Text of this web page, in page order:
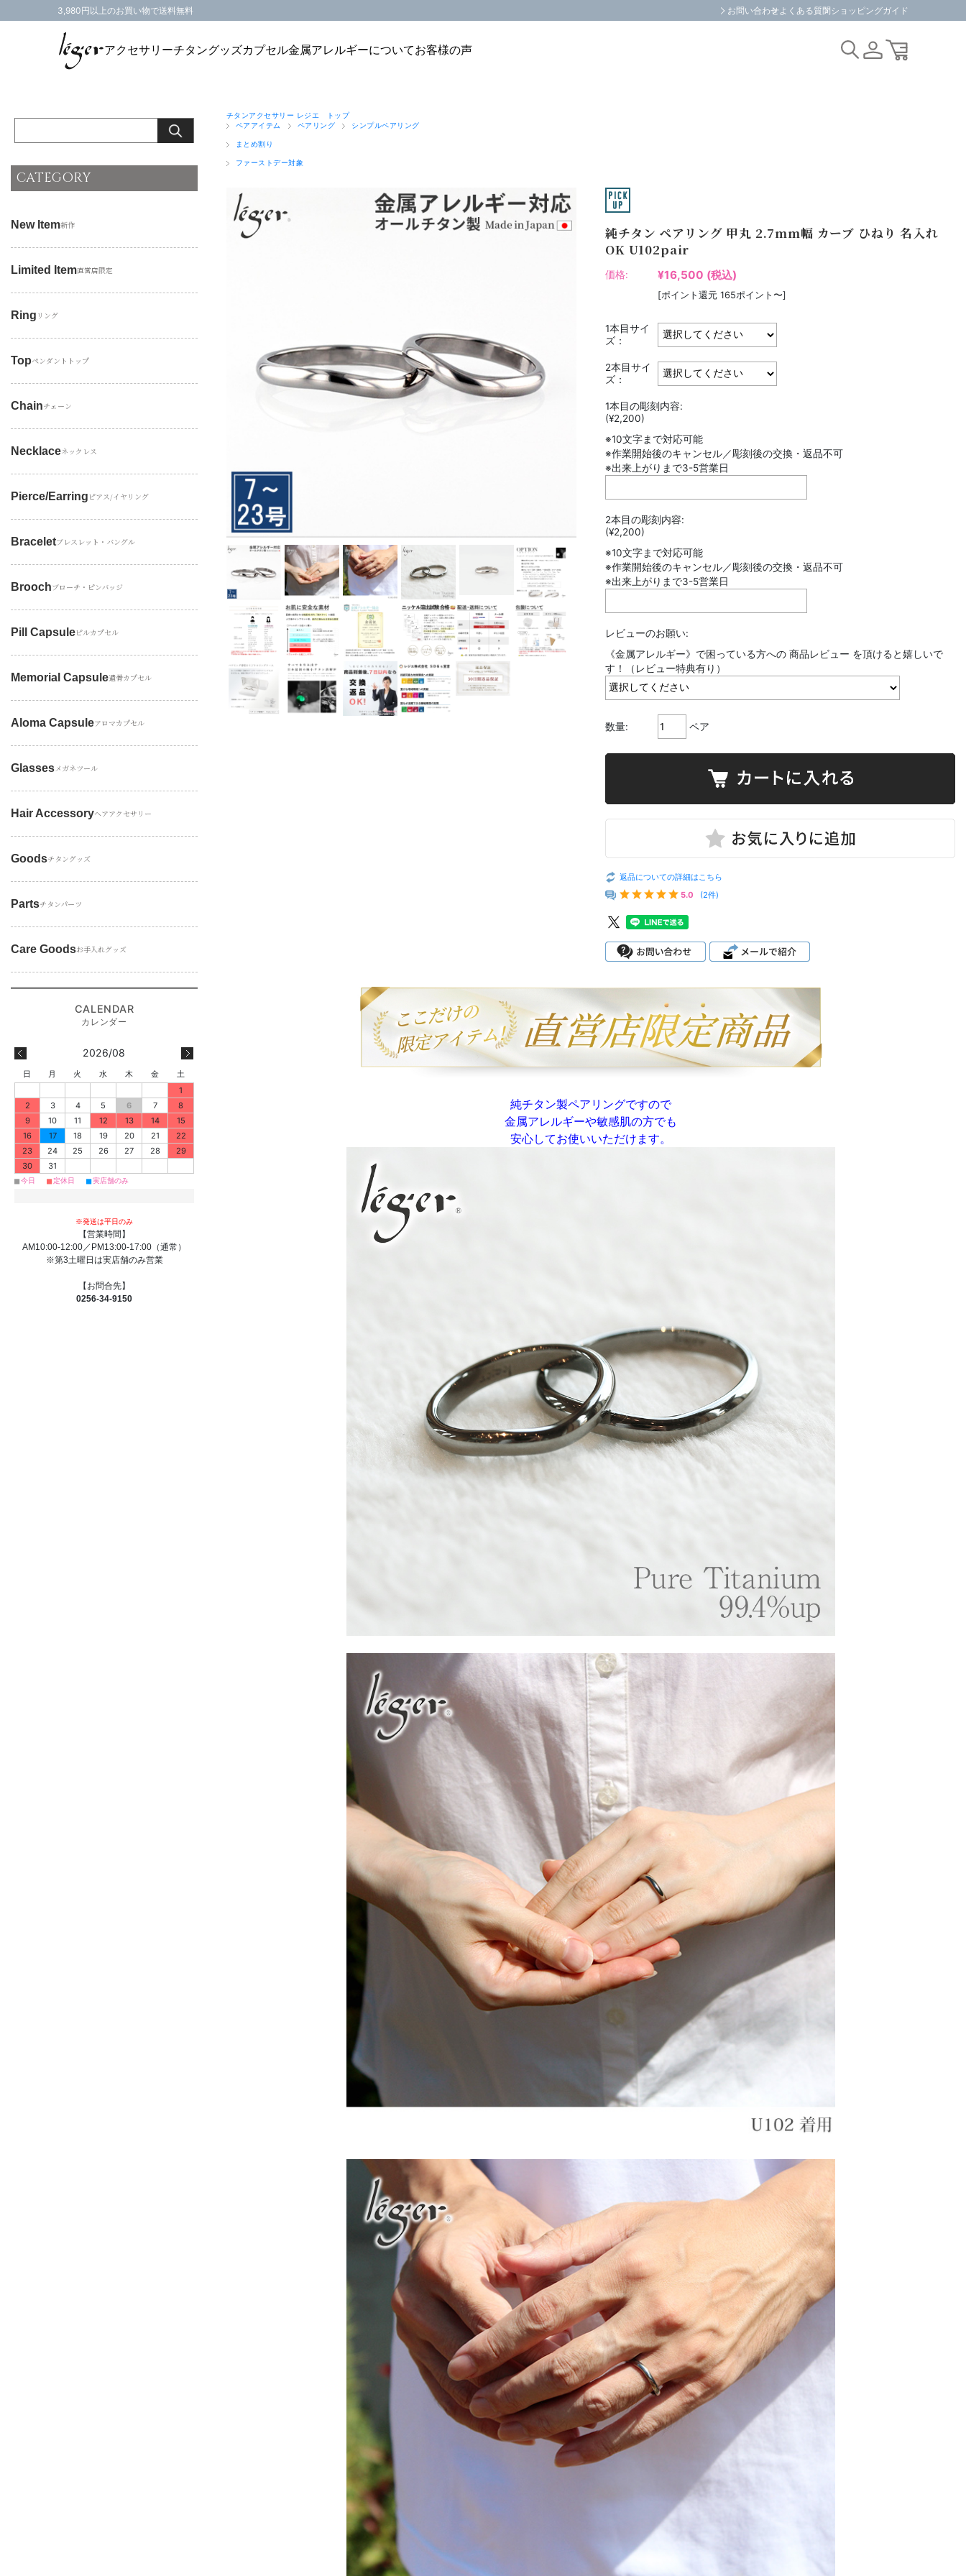
3,980円以上のお買い物で送料無料 お問い合わせ よくある質問ショッピングガイド
アクセサリーチタングッズカプセル金属アレルギーについてお客様の声
チタンアクセサリー レジエ トップ
ペアアイテム
ペアリング シンプルペアリング
まとめ割り
ファーストデー対象
純チタン ペアリング 甲丸 2.7mm幅 カーブ ひねり 名入れ
OK U102pair
価格: ¥16,500 (税込)
[ポイント還元 165ポイント〜]
1本目サイ
ズ：
2本目サイ
ズ：
1本目の彫刻内容:
(¥2,200)
※10文字まで対応可能
※作業開始後のキャンセル／彫刻後の交換・返品不可
※出来上がりまで3-5営業日
2本目の彫刻内容:
(¥2,200)
※10文字まで対応可能
※作業開始後のキャンセル／彫刻後の交換・返品不可
※出来上がりまで3-5営業日
レビューのお願い:
《金属アレルギー》で困っている方への 商品レビュー を頂けると嬉しいで
す！（レビュー特典有り）
数量: ペア
返品についての詳細はこちら
5.0
(2件)
純チタン製ペアリングですので
金属アレルギーや敏感肌の方でも
安心してお使いいただけます。
CATEGORY
New Item新作
Limited Item直営店限定
Ring リング
Topペンダントトップ
Chainチェーン
Necklaceネックレス
Pierce/earring ピアス/イヤリング
Braceletブレスレット・バングル
Broochブローチ・ピンバッジ
Pill Capsuleピルカプセル
Memorial Capsule遺骨カプセル
Aloma Capsuleアロマカプセル
Glassesメガネツール
Hair Accessoryヘアアクセサリー
Goodsチタングッズ
Partsチタンパーツ
Care Goodsお手入れグッズ
2026/08
日 月 火 水 木 金
土
1
2
3 4 5 6 7
8
9
10 11 12 13 14
15
16
17 18 19 20 21
22
23
24 25 26 27 28
29
30
31
■今日 ■定休日 ■実店舗のみ
※発送は平日のみ
【営業時間】
AM10:00-12:00／PM13:00-17:00（通常）
※第3土曜日は実店舗のみ営業
【お問合先】
0256-34-9150